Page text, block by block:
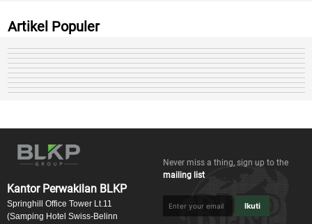
Artikel Populer
Kantor Perwakilan BLKP
Springhill Office Tower Lt.11
(Samping Hotel Swiss-Belinn
Never miss a thing, sign up to the
mailing list
Ikuti